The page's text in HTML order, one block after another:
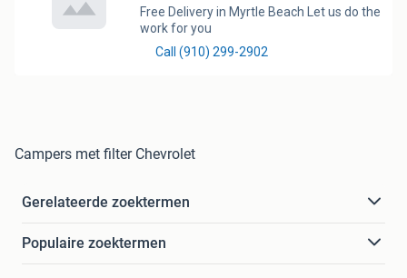
Campers met filter Chevrolet
Gerelateerde zoektermen
Populaire zoektermen